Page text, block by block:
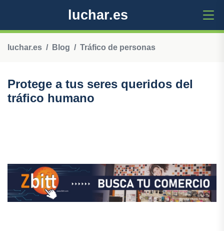
luchar.es
luchar.es Blog Tráfico de personas
Protege a tus seres queridos del
tráfico humano